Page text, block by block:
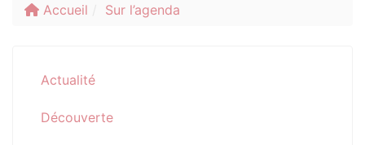
Accueil Sur l’agenda
Actualité
Découverte